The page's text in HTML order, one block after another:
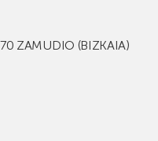
ZAMUDIO (BIZKAIA)